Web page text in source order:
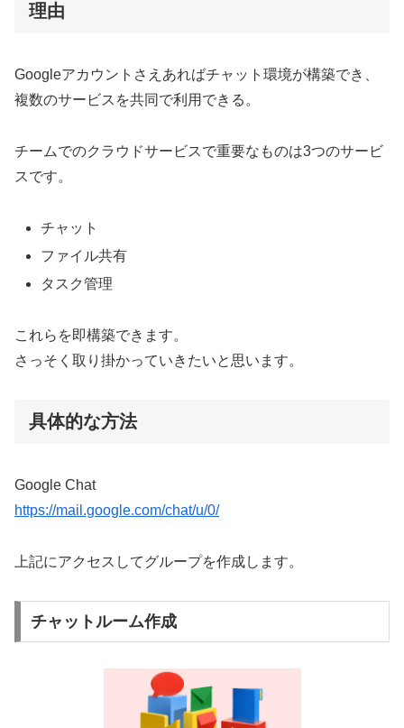
理由
Googleアカウントさえあればチャット環境が構築でき、
複数のサービスを共同で利用できる。
チームでのクラウドサービスで重要なものは3つのサービ
スです。
チャット
ファイル共有
タスク管理
これらを即構築できます。
さっそく取り掛かっていきたいと思います。
具体的な方法
Google Chat
https://mail.google.com/chat/u/0/
上記にアクセスしてグループを作成します。
チャットルーム作成